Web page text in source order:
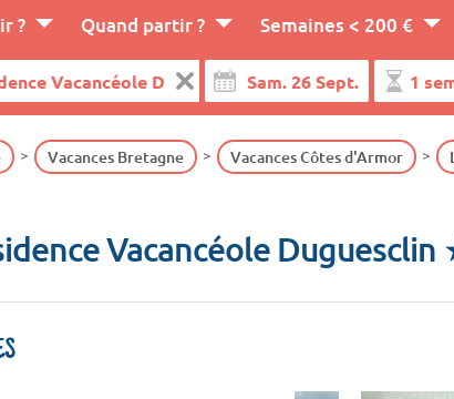
? Quand partir ? Semaines < 200 €
Vacances Bretagne Vacances Côtes d'Armor
Vacancéole Duguesclin